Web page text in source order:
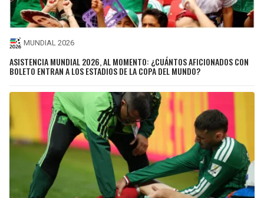
MUNDIAL 2026
ASISTENCIA MUNDIAL 2026, AL MOMENTO: ¿CUÁNTOS AFICIONADOS CON
BOLETO ENTRAN A LOS ESTADIOS DE LA COPA DEL MUNDO?